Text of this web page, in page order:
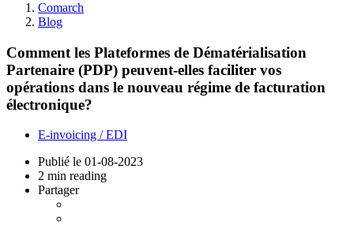
Comarch
Blog
Comment les Plateformes de Dématérialisation
Partenaire (PDP) peuvent-elles faciliter vos
opérations dans le nouveau régime de facturation
électronique?
E-invoicing / EDI
Publié le 01-08-2023
2 min reading
Partager